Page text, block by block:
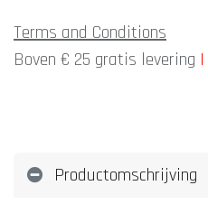
Terms and Conditions
Boven € 25 gratis levering |
Productomschrijving